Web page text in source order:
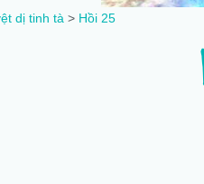
dị tinh tà > Hồi 25